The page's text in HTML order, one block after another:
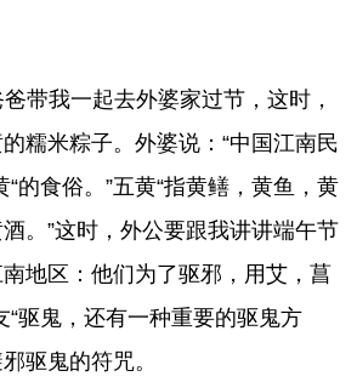
带我一起去外婆家过节，这时，
糯米粽子。外婆说：“中国江南民
“的食俗。”五黄“指黄鳝，黄鱼，黄
。”这时，外公要跟我讲讲端午节
地区：他们为了驱邪，用艾，菖
“驱鬼，还有一种重要的驱鬼方
驱鬼的符咒。